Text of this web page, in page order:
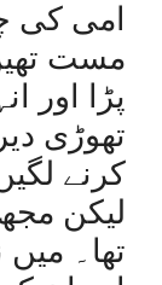
امی کی
مست
پڑا اور
تھوڑی
کرنے
لیکن
تھا۔ میں